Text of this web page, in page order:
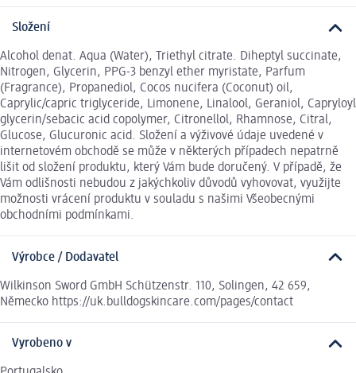
Složení
Alcohol denat. Aqua (Water), Triethyl citrate. Diheptyl succinate,
Nitrogen, Glycerin, PPG-3 benzyl ether myristate, Parfum
(Fragrance), Propanediol, Cocos nucifera (Coconut) oil,
Caprylic/capric triglyceride, Limonene, Linalool, Geraniol, Capryloyl
glycerin/sebacic acid copolymer, Citronellol, Rhamnose, Citral,
Glucose, Glucuronic acid. Složení a výživové údaje uvedené v
internetovém obchodě se může v některých případech nepatrně
lišit od složení produktu, který Vám bude doručený. V případě, že
Vám odlišnosti nebudou z jakýchkoliv důvodů vyhovovat, využijte
možnosti vrácení produktu v souladu s našimi Všeobecnými
obchodními podmínkami.
Výrobce / Dodavatel
Wilkinson Sword GmbH Schützenstr. 110, Solingen, 42 659,
Německo https://uk.bulldogskincare.com/pages/contact
Vyrobeno v